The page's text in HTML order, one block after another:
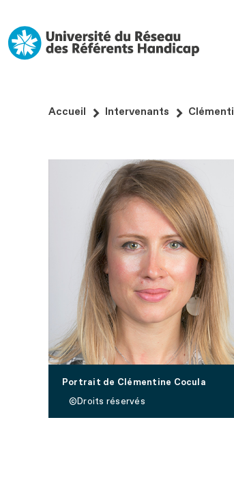
au
contenu
Accueil Intervenants
Portrait de Clémentine Cocula
Droits réservés